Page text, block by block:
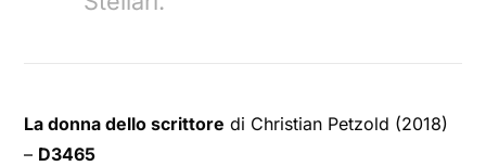
La donna dello scrittore di Christian Petzold (2018)
– D3465